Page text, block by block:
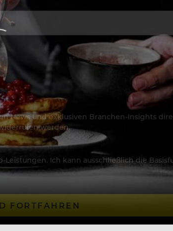
News und exklusiven Branchen-Insights
werden.
Ich kann ausschließlich die
FORTFAHREN